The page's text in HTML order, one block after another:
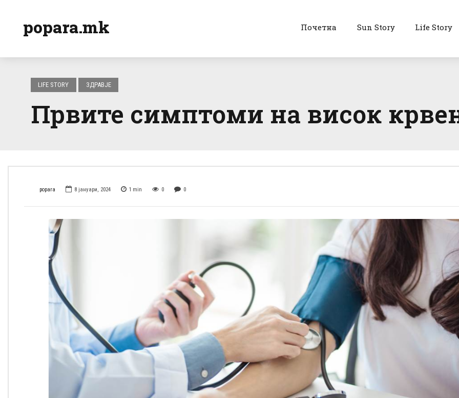
popara.mk Почетна Sun Story Life Story
LIFE STORY ЗДРАВЈЕ
Првите симптоми на висок
popara 8 јануари, 2024 1 min 0 0